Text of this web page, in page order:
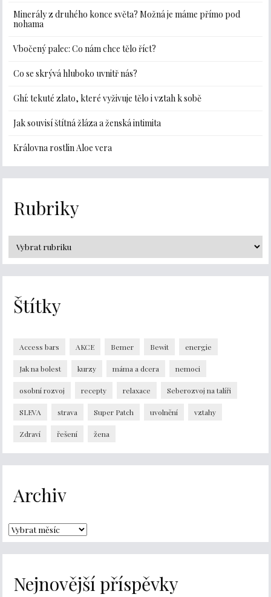
Minerály z druhého konce světa? Možná je máme přímo pod
nohama
Vbočený palec: Co nám chce tělo říct?
Co se skrývá hluboko uvnitř nás?
Ghí: tekuté zlato, které vyživuje tělo i vztah k sobě
Jak souvisí štítná žláza a ženská intimita
Královna rostlin Aloe vera
Rubriky
Štítky
Access bars AKCE Bemer Bewit energie
Jak na bolest kurzy máma a dcera nemoci
osobní rozvoj recepty relaxace Seberozvoj na talíři
SLEVA strava Super Patch uvolnění vztahy
Zdraví řešení žena
Archiv
Nejnovější příspěvky